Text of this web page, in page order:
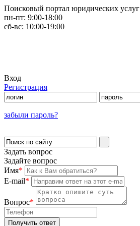
Поисковый портал юридических услуг
пн-пт: 9:00-18:00
сб-вс: 10:00-19:00
Вход
Регистрация
забыли пароль?
Задать вопрос
Задайте вопрос
Имя*
E-mail*
Вопрос*